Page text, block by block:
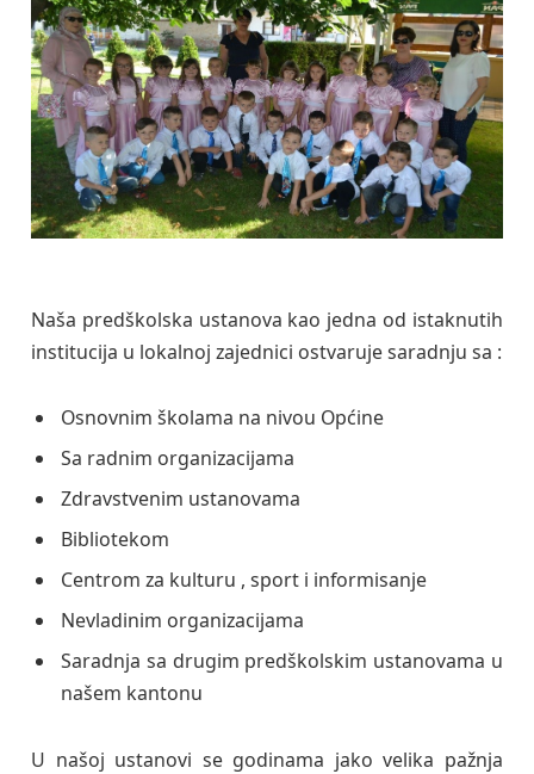
Naša predškolska ustanova kao jedna od istaknutih
institucija u lokalnoj zajednici ostvaruje saradnju sa :
Osnovnim školama na nivou Općine
Sa radnim organizacijama
Zdravstvenim ustanovama
Bibliotekom
Centrom za kulturu , sport i informisanje
Nevladinim organizacijama
Saradnja sa drugim predškolskim ustanovama u
našem kantonu
U našoj ustanovi se godinama jako velika pažnja